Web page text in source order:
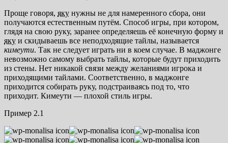
Проще говоря, яку нужны не для намеренного сбора, они
получаются естественным путём. Способ игры, при котором,
глядя на свою руку, заранее определяешь её конечную форму и
яку и скидываешь все неподходящие тайлы, называется
кимеути. Так не следует играть ни в коем случае. В маджонге
невозможно самому выбрать тайлы, которые будут приходить
из стены. Нет никакой связи между желаниями игрока и
приходящими тайлами. Соответственно, в маджонге
приходится собирать руку, подстраиваясь под то, что
приходит. Кимеути — плохой стиль игры.
Пример 2.1